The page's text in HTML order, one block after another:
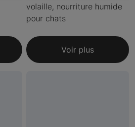
volaille, nourriture humide
pour chats
Voir plus